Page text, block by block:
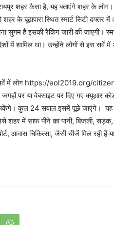
शहर कैसा है, यह बताएंगे शहर के
शहर के बूढ़ापारा स्थित स्मार्ट सिटी दफ्तर
सुगम है इसकी रैकिंग जारी की जाएगी।
में शामिल था। उन्होंने लोगों से इस सर्वे
सर्वे में लोग https://eol2019.org/
जगहों पर या वेबसाइट पर दिए गए
कुल 24 सवाल इसमें पूछे जाएंगे। यह
शहर में साफ पीने का पानी, बिजली, सड़क,
आवास चिकित्सा, जैसी चीजें मिल रही